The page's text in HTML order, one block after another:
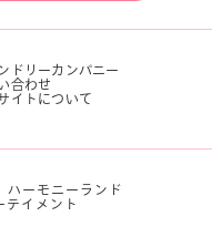
ドリーカンパニー
合わせ
イトについて
ハーモニーランド
テイメント